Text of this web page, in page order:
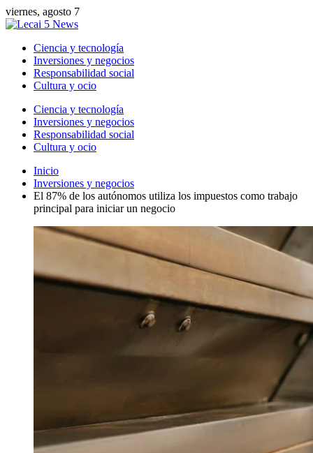
viernes, agosto 7
Ciencia y tecnología
Inversiones y negocios
Responsabilidad social
Cultura y ocio
Ciencia y tecnología
Inversiones y negocios
Responsabilidad social
Cultura y ocio
Inicio
Inversiones y negocios
El 87% de los autónomos utiliza los impuestos como trabajo
principal para iniciar un negocio